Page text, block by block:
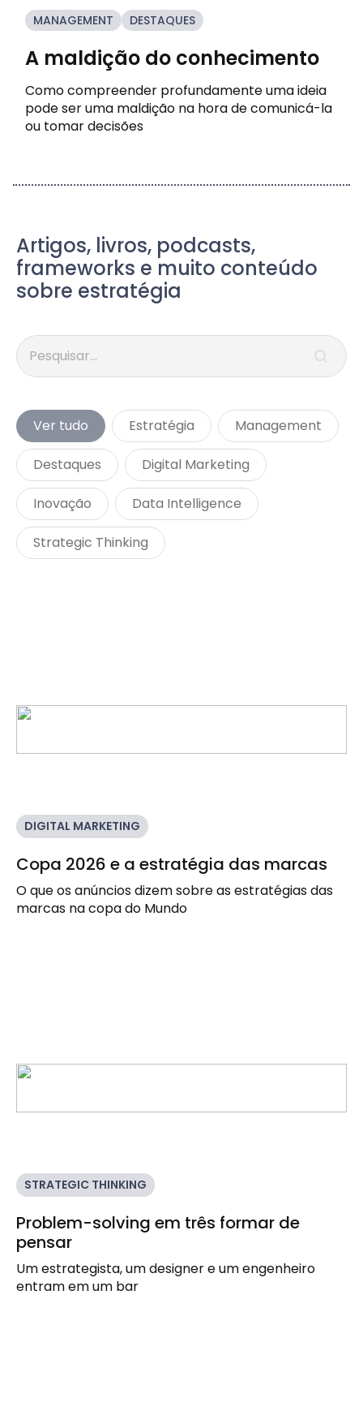
MANAGEMENT DESTAQUES
A maldição do conhecimento
Como compreender profundamente uma ideia
pode ser uma maldição na hora de comunicá-la
ou tomar decisões
Artigos, livros, podcasts,
frameworks e muito conteúdo
sobre estratégia
Busca
Search content
Categorias
Ver tudo Estratégia Management
Destaques Digital Marketing
Inovação Data Intelligence
Strategic Thinking
DIGITAL MARKETING
Copa 2026 e a estratégia das marcas
O que os anúncios dizem sobre as estratégias das
marcas na copa do Mundo
STRATEGIC THINKING
Problem-solving em três formar de
pensar
Um estrategista, um designer e um engenheiro
entram em um bar